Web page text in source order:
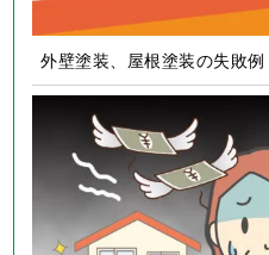
外壁塗装、屋根塗装の失敗